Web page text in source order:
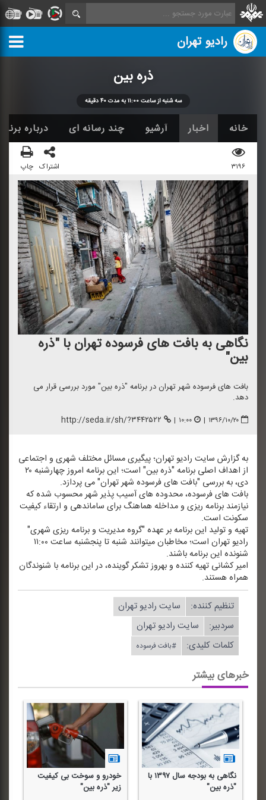
رادیو تهران
ذره بین
سه شنبه از ساعت ۱۱:۰۰ به مدت ۴۰ دقیقه
خانه اخبار آرشیو چند رسانه ای درباره
۳۱۹۶ اشتراک چاپ
نگاهی به بافت های فرسوده تهران با "ذره
بین"
بافت های فرسوده شهر تهران در برنامه "ذره بین" مورد بررسی قرار می
دهد.
۱۳۹۶/۱۰/۲۰ | ۱۰:۰۰ | http://seda.ir/sh/?۳۴۴۲۵۲۲
به گزارش سایت رادیو تهران؛ پیگیری مسائل مختلف شهری و اجتماعی
از اهداف اصلی برنامه "ذره بین" است؛ این برنامه امروز چهارشنبه ۲۰
دی، به بررسی "بافت های فرسوده شهر تهران" می پردازد.
بافت های فرسوده، محدوده های آسیب پذیر شهر محسوب شده كه
نیازمند برنامه ریزی و مداخله هماهنگ برای ساماندهی و ارتقاء كیفیت
سكونت است.
تهیه و تولید این برنامه بر عهده "گروه مدیریت و برنامه ریزی شهری"
رادیو تهران است؛ مخاطبان می‎توانند شنبه تا پنجشنبه ساعت ۱۱:۰۰
شنونده این برنامه باشند.
امیر كشانی تهیه كننده و بهروز تشكر گوینده، در این برنامه با شنوندگان
همراه هستند.
تنظیم كننده:
سایت رادیو تهران
سردبیر:
سایت رادیو تهران
کلمات کلیدی:
#بافت فرسوده
خبرهای بیشتر
نگاهی به بودجه سال ۱۳۹۷ با
"ذره بین"
خودرو و سوخت بی كیفیت
زیر "ذره بین"